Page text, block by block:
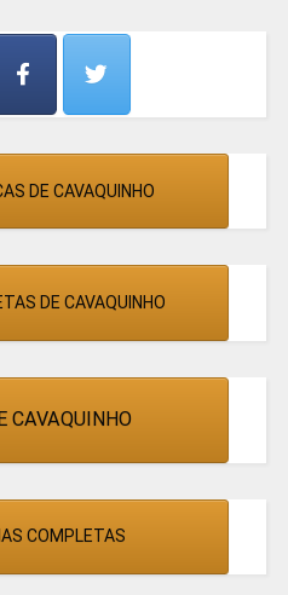
DE CAVAQUINHO
DE CAVAQUINHO
CAVAQUINHO
COMPLETAS